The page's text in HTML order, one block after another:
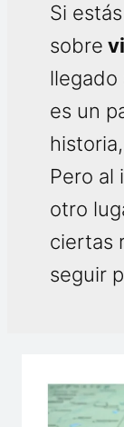
Si
sobre
llegado
es un
Pero al
otro
ciertas
seguir